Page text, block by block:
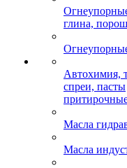
глина,
Автохимия,
спреи, пасты
Масла
Масла